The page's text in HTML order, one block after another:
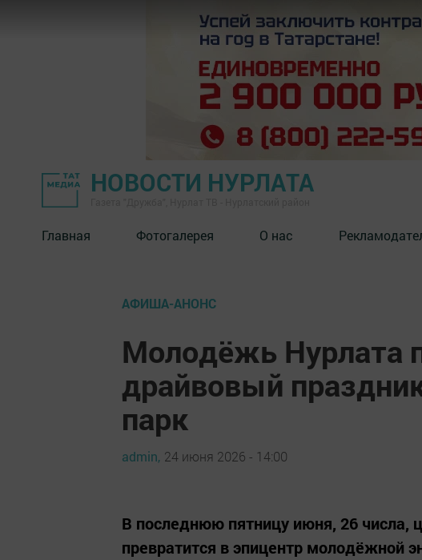
НОВОСТИ НУРЛАТА
Главная Фотогалерея О нас
АФИША-АНОНС
Молодёжь Нурлата
драйвовый
парк
admin, 24 июня 2026 - 14:00
В последнюю пятницу июня, 26 числа,
превратится в эпицентр молодёжной